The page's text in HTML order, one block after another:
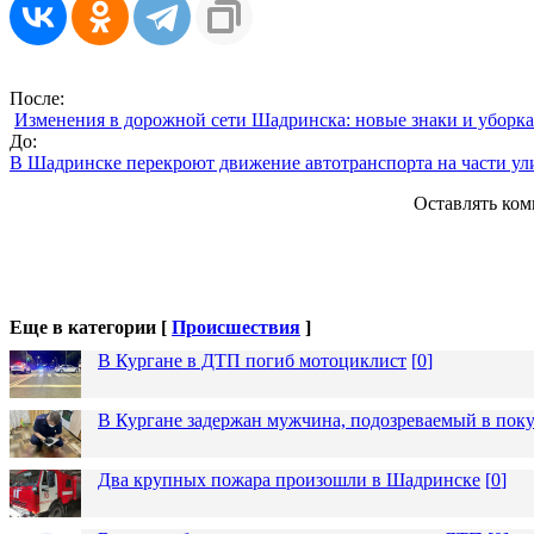
После:
Изменения в дорожной сети Шадринска: новые знаки и уборка
До:
В Шадринске перекроют движение автотранспорта на части
Оставлять
Еще в категории [ Происшествия ]
В Кургане в ДТП погиб мотоциклист [0]
В Кургане задержан мужчина, подозреваемый в
Два крупных пожара произошли в Шадринске [0]